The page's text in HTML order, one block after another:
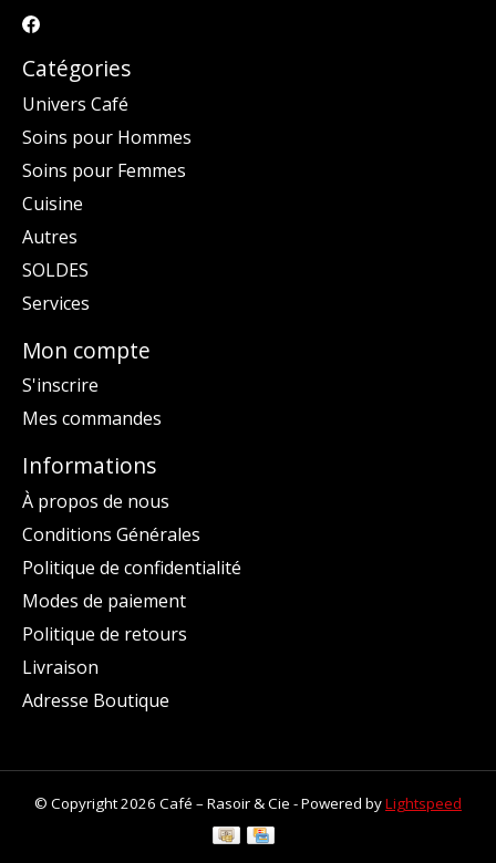
Catégories
Univers Café
Soins pour Hommes
Soins pour Femmes
Cuisine
Autres
SOLDES
Services
Mon compte
S'inscrire
Mes commandes
Informations
À propos de nous
Conditions Générales
Politique de confidentialité
Modes de paiement
Politique de retours
Livraison
Adresse Boutique
© Copyright 2026 Café – Rasoir & Cie - Powered byLightspeed